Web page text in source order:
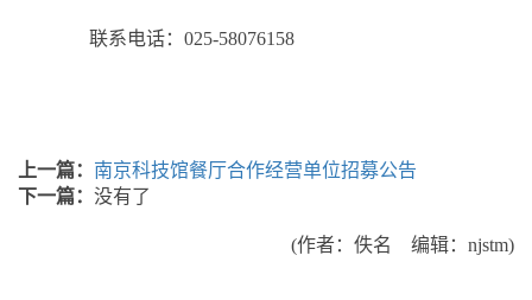
联系电话：025-58076158
上一篇： 南京科技馆餐厅合作经营单位招募公告
下一篇： 没有了
(作者：佚名 编辑：njstm)